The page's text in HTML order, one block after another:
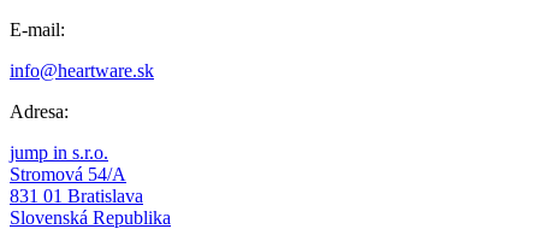
E-mail:
info@heartware.sk
Adresa:
jump in s.r.o.
Stromová 54/A
831 01 Bratislava
Slovenská Republika